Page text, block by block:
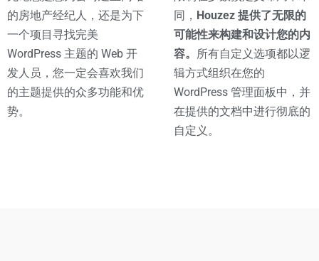
的房地产经纪人，还是为下
一个项目寻找完美
WordPress 主题的 Web 开
发人员，您一定会喜欢我们
的主题提供的众多功能和优
势。
同， Houzez 提供了无限的
可能性来构建和设计您的内
容。 所有自定义选项都以逻
辑方式组织在您的
WordPress 管理面板中，并
在提供的文档中进行彻底的
自定义。